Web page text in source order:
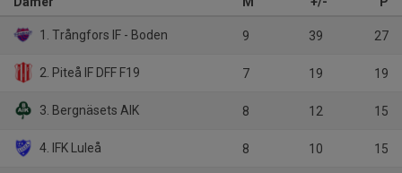
1. Trångfors IF - Boden 9 39 27
2. Piteå IF DFF F19 7 19 19
3. Bergnäsets AIK 8 12 15
4. IFK Luleå 8 10 15